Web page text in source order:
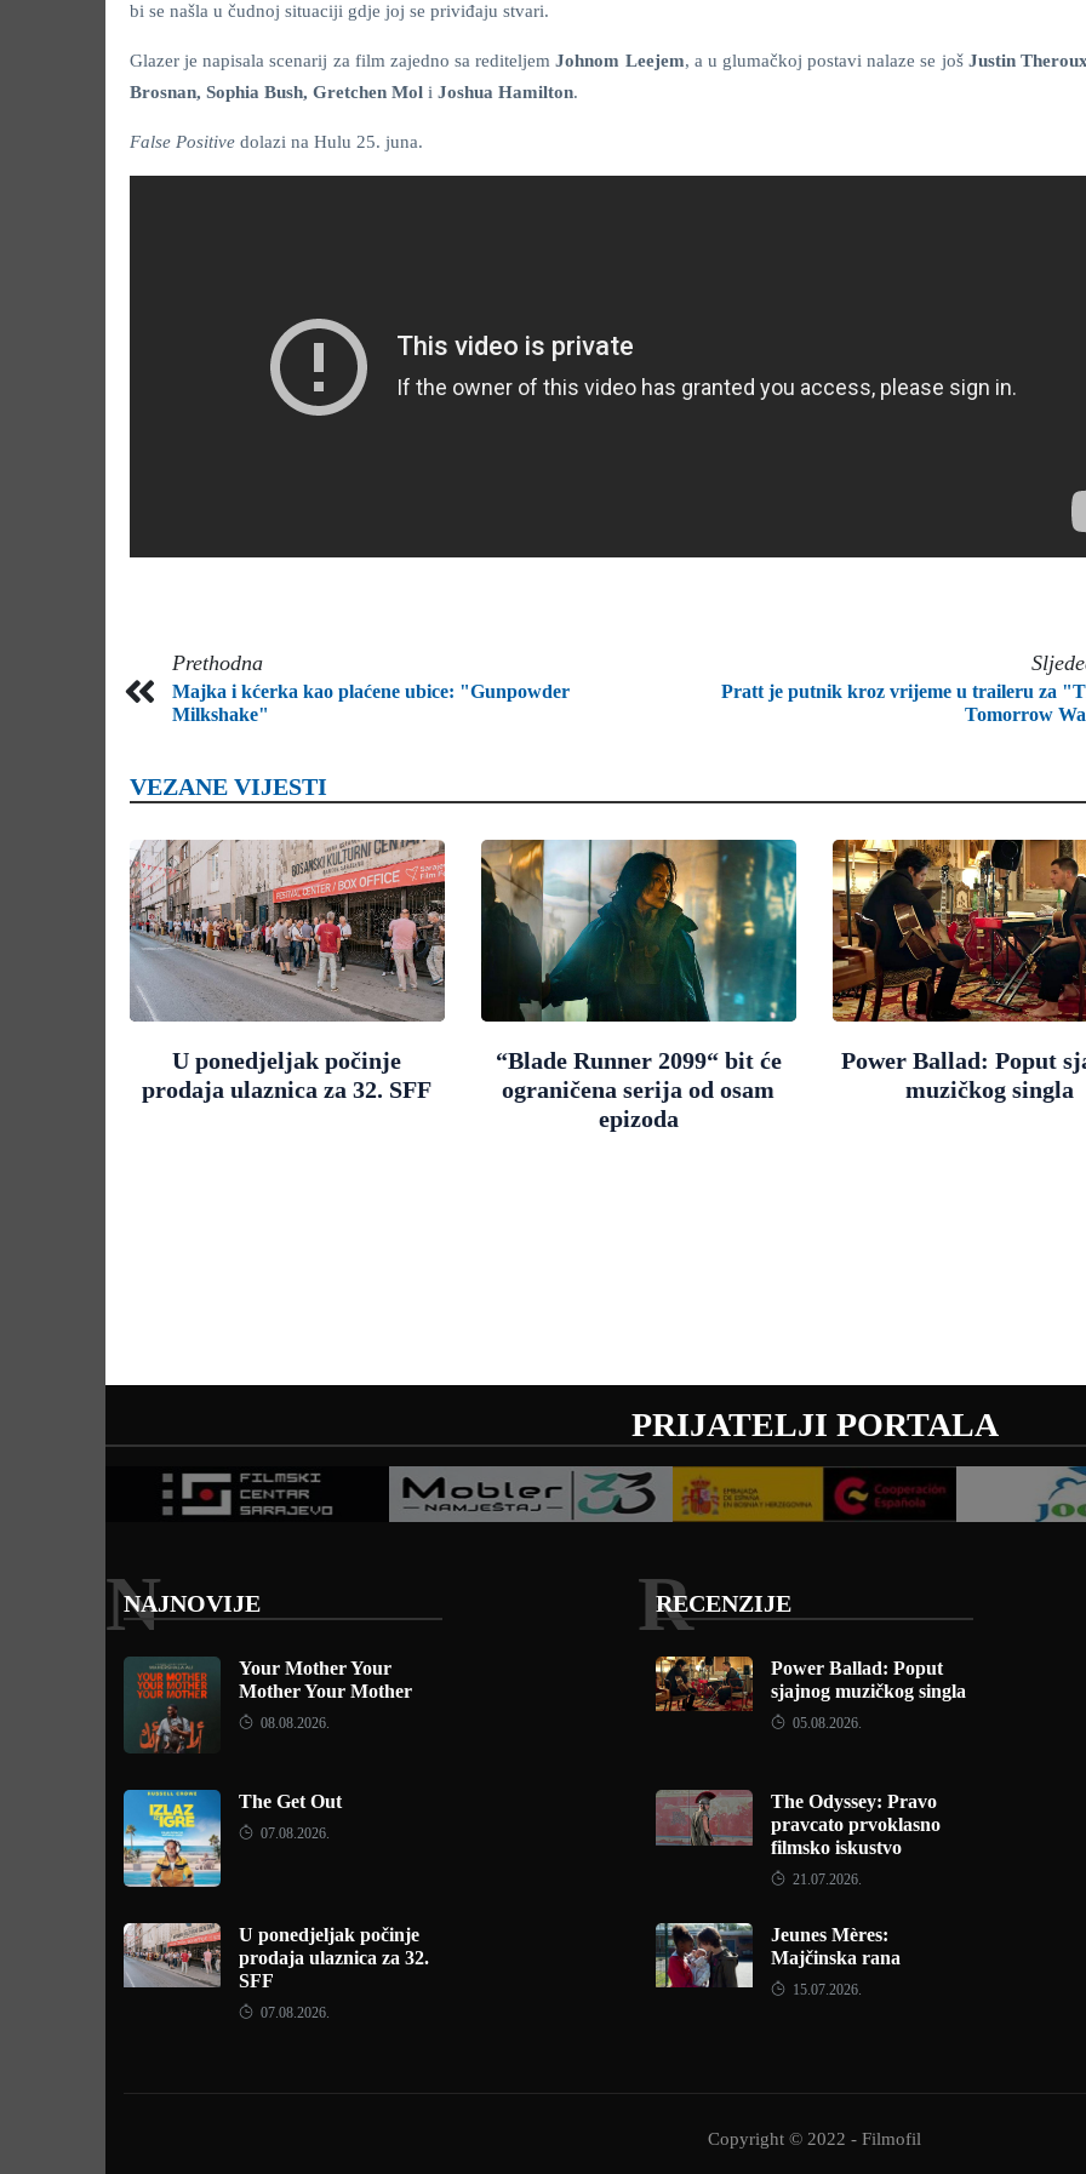
bi se našla u čudnoj situaciji gdje joj se priviđaju stvari.
Glazer je napisala scenarij za film zajedno sa rediteljemJohnom Leejem, a u glumačkoj postavi nalaze se još Justin
Brosnan, Sophia Bush, Gretchen Mol i Joshua Hamilton.
False Positive dolazi na Hulu 25. juna.
Prethodna
Majka i kćerka kao plaćene ubice: "Gunpowder
Milkshake"
Pratt je putnik kroz vrijeme u traileru za
Tomorrow
VEZANE VIJESTI
U ponedjeljak počinje
prodaja ulaznica za 32. SFF
“Blade Runner 2099“ bit će
ograničena serija od osam
epizoda
Power Ballad: Poput
muzičkog singla
PRIJATELJI PORTALA
NAJNOVIJE
N
Your Mother Your
Mother Your Mother
08.08.2026.
The Get Out
07.08.2026.
U ponedjeljak počinje
prodaja ulaznica za 32.
SFF
07.08.2026.
RECENZIJE
R
Power Ballad: Poput
sjajnog muzičkog singla
05.08.2026.
The Odyssey: Pravo
pravcato prvoklasno
filmsko iskustvo
21.07.2026.
Jeunes Mères:
Majčinska rana
15.07.2026.
Copyright © 2022 - Filmofil